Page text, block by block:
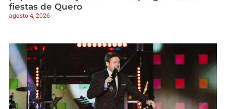
fiestas de Quero
agosto 4, 2026